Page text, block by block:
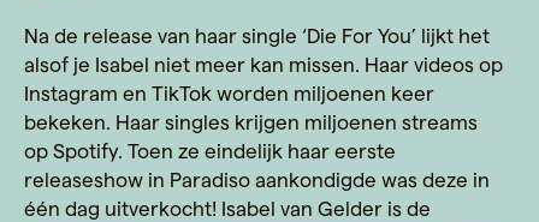
Na de release van haar single ‘Die For You’ lijkt het
alsof je Isabel niet meer kan missen. Haar videos op
Instagram en TikTok worden miljoenen keer
bekeken. Haar singles krijgen miljoenen streams
op Spotify. Toen ze eindelijk haar eerste
releaseshow in Paradiso aankondigde was deze in
één dag uitverkocht! Isabel van Gelder is de